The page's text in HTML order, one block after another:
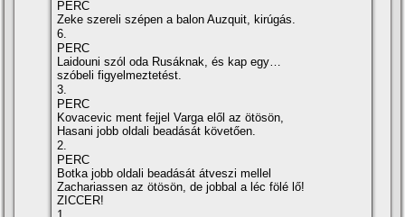
PERC
Zeke szereli szépen a balon Auzquit, kirúgás.
6.
PERC
Laidouni szól oda Rusáknak, és kap egy…
szóbeli figyelmeztetést.
3.
PERC
Kovacevic ment fejjel Varga elől az ötösön,
Hasani jobb oldali beadását követően.
2.
PERC
Botka jobb oldali beadását átveszi mellel
Zachariassen az ötösön, de jobbal a léc fölé lő!
ZICCER!